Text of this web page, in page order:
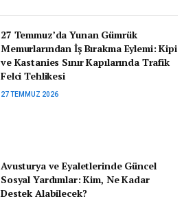
27 Temmuz’da Yunan Gümrük
Memurlarından İş Bırakma Eylemi: Kipi
ve Kastanies Sınır Kapılarında Trafik
Felci Tehlikesi
27 TEMMUZ 2026
Avusturya ve Eyaletlerinde Güncel
Sosyal Yardımlar: Kim, Ne Kadar
Destek Alabilecek?